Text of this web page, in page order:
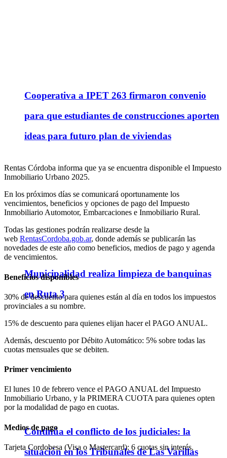
Cooperativa a IPET 263 firmaron convenio
para que estudiantes de construcciones aporten
ideas para futuro plan de viviendas
Municipalidad realiza limpieza de banquinas
en Ruta 3
Continúa el conflicto de los judiciales: la
situación en los Tribunales de Las Varillas
Rentas Córdoba informa que ya se encuentra disponible el Impuesto
Inmobiliario Urbano 2025.
En los próximos días se comunicará oportunamente los
vencimientos, beneficios y opciones de pago del Impuesto
Inmobiliario Automotor, Embarcaciones e Inmobiliario Rural.
Todas las gestiones podrán realizarse desde la
web RentasCordoba.gob.ar, donde además se publicarán las
novedades de este año como beneficios, medios de pago y agenda
de vencimientos.
Beneficios disponibles
30% de descuento para quienes están al día en todos los impuestos
provinciales a su nombre.
15% de descuento para quienes elijan hacer el PAGO ANUAL.
Además, descuento por Débito Automático: 5% sobre todas las
cuotas mensuales que se debiten.
Primer vencimiento
El lunes 10 de febrero vence el PAGO ANUAL del Impuesto
Inmobiliario Urbano, y la PRIMERA CUOTA para quienes opten
por la modalidad de pago en cuotas.
Medios de pago
Tarjeta Cordobesa (Visa o Mastercard): 6 cuotas sin interés.